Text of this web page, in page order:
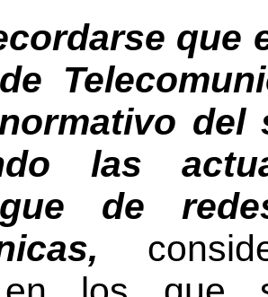
que
del
las
de